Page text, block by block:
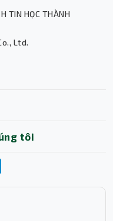
TIN HỌC THÀNH
Ltd.
tôi